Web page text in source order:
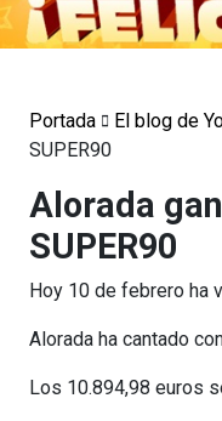
Portada El blog de
SUPER90
Alorada
SUPER90
Hoy 10 de febrero ha
Alorada ha cantado
Los 10.894,98 euros